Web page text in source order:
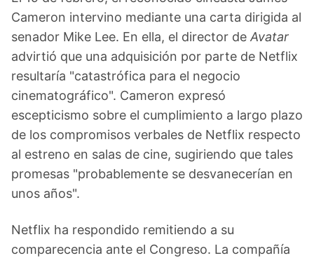
Cameron intervino mediante una carta dirigida al
senador Mike Lee. En ella, el director de Avatar
advirtió que una adquisición por parte de Netflix
resultaría "catastrófica para el negocio
cinematográfico". Cameron expresó
escepticismo sobre el cumplimiento a largo plazo
de los compromisos verbales de Netflix respecto
al estreno en salas de cine, sugiriendo que tales
promesas "probablemente se desvanecerían en
unos años".
Netflix ha respondido remitiendo a su
comparecencia ante el Congreso. La compañía